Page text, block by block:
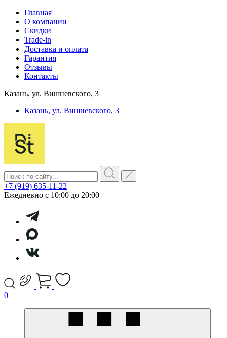
Главная
О компании
Скидки
Trade-in
Доставка и оплата
Гарантия
Отзывы
Контакты
Казань, ул. Вишневского, 3
Казань, ул. Вишневского, 3
+7 (919) 635-11-22
Ежедневно с 10:00 до 20:00
0